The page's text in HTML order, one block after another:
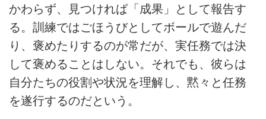
かわらず、見つければ「成果」として報告す
る。訓練ではごほうびとしてボールで遊んだ
り、褒めたりするのが常だが、実任務では決
して褒めることはしない。それでも、彼らは
自分たちの役割や状況を理解し、黙々と任務
を遂行するのだという。